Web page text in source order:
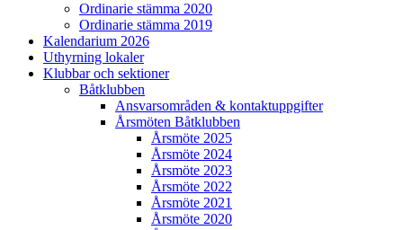
Ordinarie stämma 2020
Ordinarie stämma 2019
Kalendarium 2026
Uthyrning lokaler
Klubbar och sektioner
Båtklubben
Ansvarsområden & kontaktuppgifter
Årsmöten Båtklubben
Årsmöte 2025
Årsmöte 2024
Årsmöte 2023
Årsmöte 2022
Årsmöte 2021
Årsmöte 2020